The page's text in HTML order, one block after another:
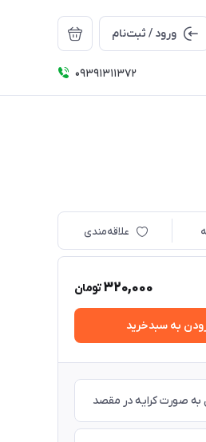
ورود / ثبت‌نام
09391311372
علاقه‌مندی
320,000تومان
به سبدخرید
به صورت کرایه در مقصد